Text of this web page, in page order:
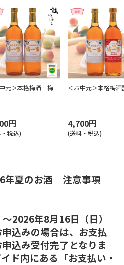
元＞本格梅酒 梅一
円
税込)
＜お中元＞本格梅酒
4,700円
(送料・税込)
年夏のお酒 注意事項
2026年8月16日（日）
込みの場合は、お支払
込み受付完了となりま
ド内にある「お支払い・